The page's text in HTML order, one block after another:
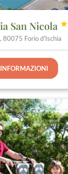
San Nicola 
80075 Forio d'Ischia
INFORMAZIONI